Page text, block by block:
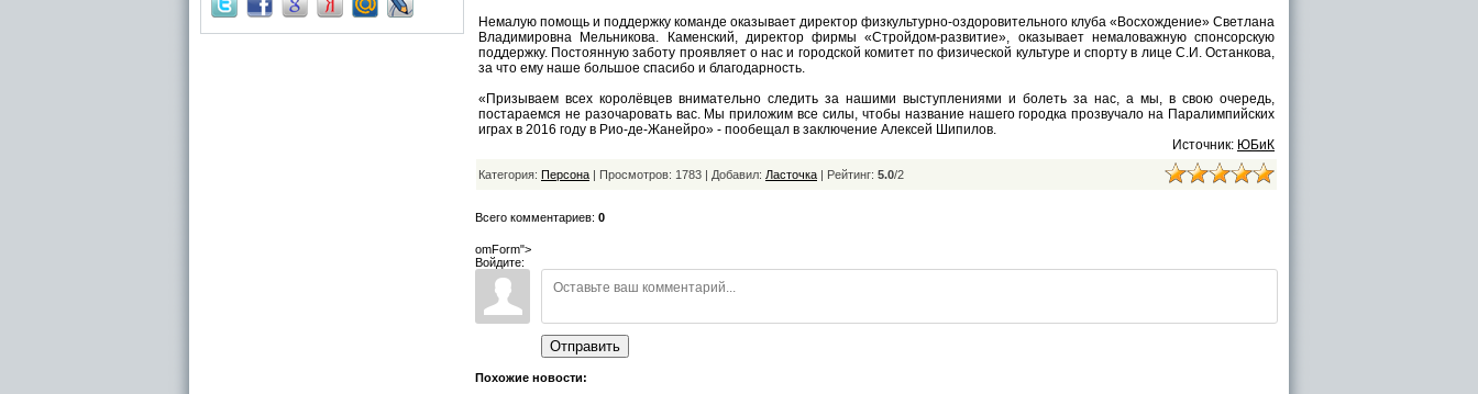
Немалую помощь и поддержку команде оказывает директор физкультурно-оздоровительного клуба «Восхождение» Светлана
Владимировна Мельникова. Каменский, директор фирмы «Стройдом-развитие», оказывает немаловажную спонсорскую
поддержку. Постоянную заботу проявляет о нас и городской комитет по физической культуре и спорту в лице С.И. Останкова,
за что ему наше большое спасибо и благодарность.
«Призываем всех королёвцев внимательно следить за нашими выступлениями и болеть за нас, а мы, в свою очередь,
постараемся не разочаровать вас. Мы приложим все силы, чтобы название нашего городка прозвучало на Паралимпийских
играх в 2016 году в Рио-де-Жанейро» - пообещал в заключение Алексей Шипилов.
Источник: ЮБиК
Категория: Персона | Просмотров: 1783 | Добавил: Ласточка | Рейтинг: 5.0/2
Всего комментариев: 0
omForm">
Войдите:
Отправить
Похожие новости: